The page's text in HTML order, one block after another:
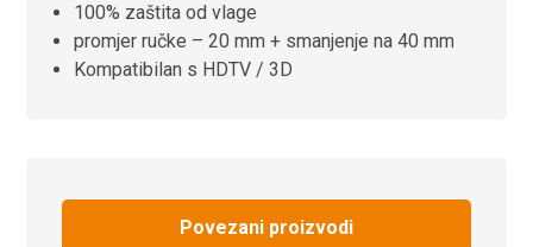
100% zaštita od vlage
promjer ručke – 20 mm + smanjenje na 40 mm
Kompatibilan s HDTV / 3D
Povezani proizvodi